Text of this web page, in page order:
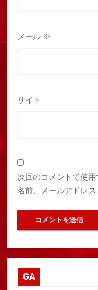
メール ※
サイト
次回のコメントで使
名前、メールアドレス
GA